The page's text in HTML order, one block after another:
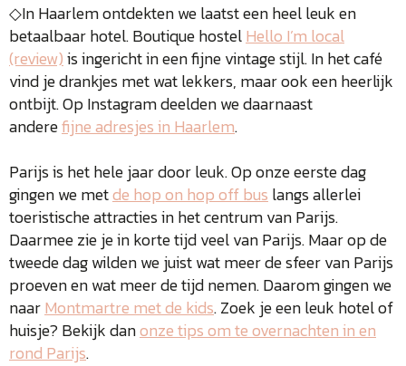
◇In Haarlem ontdekten we laatst een heel leuk en
betaalbaar hotel. Boutique hostelHello I’m local
(review)is ingericht in een fijne vintage stijl. In het café
vind je drankjes met wat lekkers, maar ook een heerlijk
ontbijt. Op Instagram deelden we daarnaast
anderefijne adresjes in Haarlem.
Parijs is het hele jaar door leuk. Op onze eerste dag
gingen we metde hop on hop off bus langs allerlei
toeristische attracties in het centrum van Parijs.
Daarmee zie je in korte tijd veel van Parijs. Maar op de
tweede dag wilden we juist wat meer de sfeer van Parijs
proeven en wat meer de tijd nemen. Daarom gingen we
naarMontmartre met de kids. Zoek je een leuk hotel of
huisje? Bekijk danonze tips om te overnachten in en
rond Parijs.